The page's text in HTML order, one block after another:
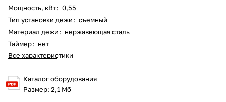
Мощность, кВт: 0,55
Тип установки дежи: съемный
Материал дежи: нержавеющая сталь
Таймер: нет
Все характеристики
Каталог оборудования
Размер: 2,1 Мб